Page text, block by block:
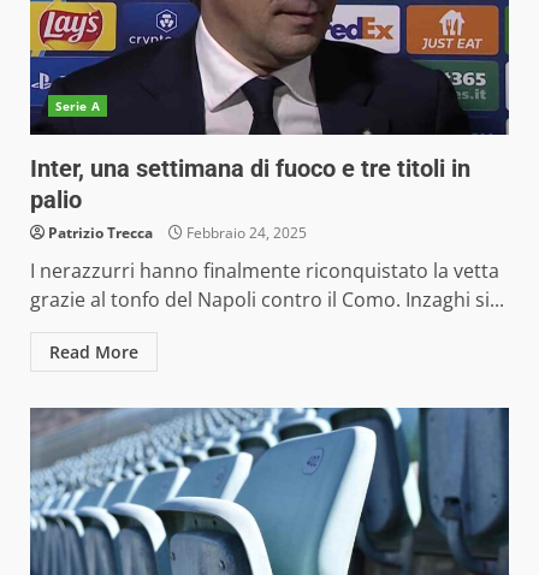
Serie A
Inter, una settimana di fuoco e tre titoli in
palio
Patrizio Trecca Febbraio 24, 2025
I nerazzurri hanno finalmente riconquistato la vetta
grazie al tonfo del Napoli contro il Como. Inzaghi si...
Read More